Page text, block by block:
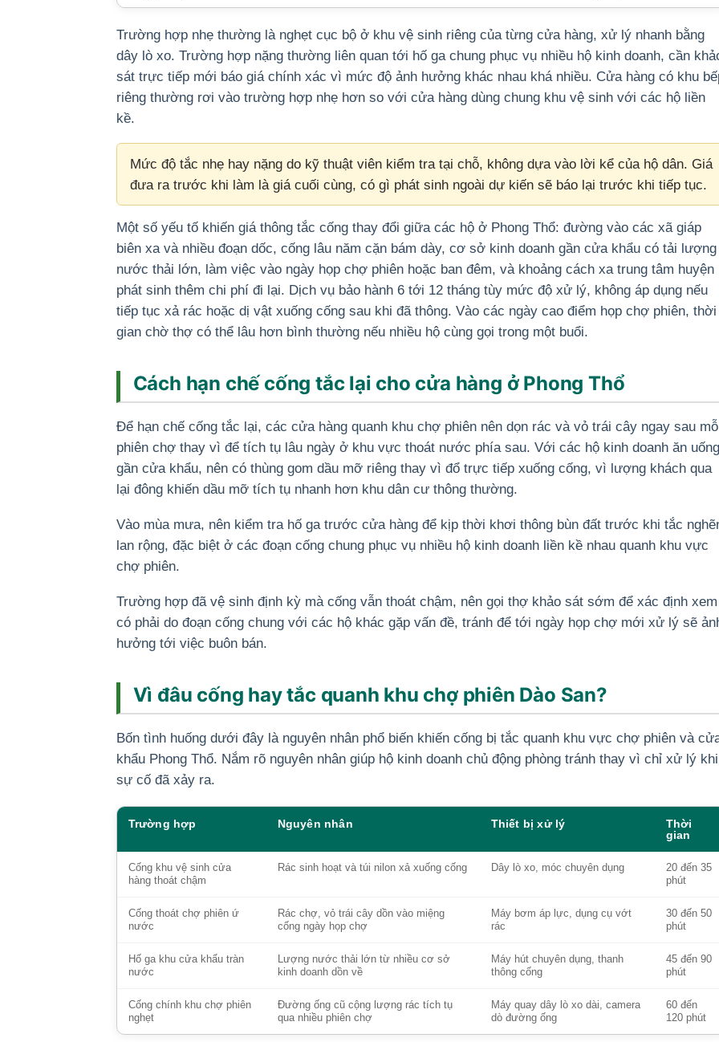
Trường hợp nhẹ thường là nghẹt cục bộ ở khu vệ sinh riêng của từng cửa hàng, xử lý nhanh bằng
dây lò xo. Trường hợp nặng thường liên quan tới hố ga chung phục vụ nhiều hộ kinh doanh, cần
sát trực tiếp mới báo giá chính xác vì mức độ ảnh hưởng khác nhau khá nhiều. Cửa hàng có khu
riêng thường rơi vào trường hợp nhẹ hơn so với cửa hàng dùng chung khu vệ sinh với các hộ liền
kề.
Mức độ tắc nhẹ hay nặng do kỹ thuật viên kiểm tra tại chỗ, không dựa vào lời kể của hộ dân. Giá
đưa ra trước khi làm là giá cuối cùng, có gì phát sinh ngoài dự kiến sẽ báo lại trước khi tiếp tục.
Một số yếu tố khiến giá thông tắc cống thay đổi giữa các hộ ở Phong Thổ: đường vào các xã giáp
biên xa và nhiều đoạn dốc, cống lâu năm cặn bám dày, cơ sở kinh doanh gần cửa khẩu có tải lượng
nước thải lớn, làm việc vào ngày họp chợ phiên hoặc ban đêm, và khoảng cách xa trung tâm huyện
phát sinh thêm chi phí đi lại. Dịch vụ bảo hành 6 tới 12 tháng tùy mức độ xử lý, không áp dụng nếu
tiếp tục xả rác hoặc dị vật xuống cống sau khi đã thông. Vào các ngày cao điểm họp chợ phiên, thời
gian chờ thợ có thể lâu hơn bình thường nếu nhiều hộ cùng gọi trong một buổi.
Cách hạn chế cống tắc lại cho cửa hàng ở Phong Thổ
Để hạn chế cống tắc lại, các cửa hàng quanh khu chợ phiên nên dọn rác và vỏ trái cây ngay sau
phiên chợ thay vì để tích tụ lâu ngày ở khu vực thoát nước phía sau. Với các hộ kinh doanh ăn uống
gần cửa khẩu, nên có thùng gom dầu mỡ riêng thay vì đổ trực tiếp xuống cống, vì lượng khách qua
lại đông khiến dầu mỡ tích tụ nhanh hơn khu dân cư thông thường.
Vào mùa mưa, nên kiểm tra hố ga trước cửa hàng để kịp thời khơi thông bùn đất trước khi tắc
lan rộng, đặc biệt ở các đoạn cống chung phục vụ nhiều hộ kinh doanh liền kề nhau quanh khu vực
chợ phiên.
Trường hợp đã vệ sinh định kỳ mà cống vẫn thoát chậm, nên gọi thợ khảo sát sớm để xác định xem
có phải do đoạn cống chung với các hộ khác gặp vấn đề, tránh để tới ngày họp chợ mới xử lý sẽ
hưởng tới việc buôn bán.
Vì đâu cống hay tắc quanh khu chợ phiên Dào San?
Bốn tình huống dưới đây là nguyên nhân phổ biến khiến cống bị tắc quanh khu vực chợ phiên và
khẩu Phong Thổ. Nắm rõ nguyên nhân giúp hộ kinh doanh chủ động phòng tránh thay vì chỉ xử lý khi
sự cố đã xảy ra.
Trường hợp Nguyên nhân Thiết bị xử lý
Thời
gian
Cống khu vệ sinh cửa
hàng thoát chậm
Rác sinh hoạt và túi nilon xả xuống cống Dây lò xo, móc chuyên dụng
20 đến 35
phút
Cống thoát chợ phiên ứ
nước
Rác chợ, vỏ trái cây dồn vào miệng
cống ngày họp chợ
Máy bơm áp lực, dụng cụ vớt
rác
30 đến 50
phút
Hố ga khu cửa khẩu tràn
nước
Lượng nước thải lớn từ nhiều cơ sở
kinh doanh dồn về
Máy hút chuyên dụng, thanh
thông cống
45 đến 90
phút
Cống chính khu chợ phiên
nghẹt
Đường ống cũ cộng lượng rác tích tụ
qua nhiều phiên chợ
Máy quay dây lò xo dài, camera
dò đường ống
60 đến
120 phút